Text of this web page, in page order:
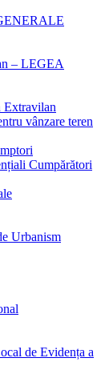
– LEGEA
Extravilan
vânzare teren
Cumpărători
Urbanism
de Evidența a